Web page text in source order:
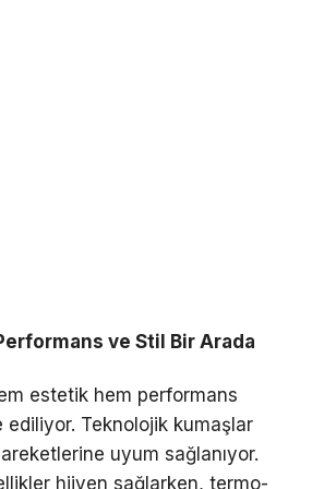
ve Stil Bir Arada
estetik hem performans
ediliyor. Teknolojik kumaşlar
uyum sağlanıyor.
hijyen sağlarken, termo-